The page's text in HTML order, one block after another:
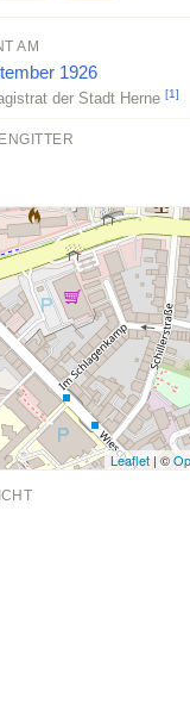
AM
1926
der Stadt Herne[1]
Leaflet | ©